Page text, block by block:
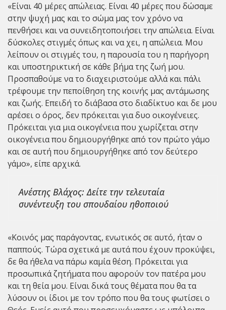
«Είναι 40 μέρες απώλειας. Είναι 40 μέρες που δώσαμε
στην ψυχή μας και το σώμα μας τον χρόνο να
πενθήσει και να συνειδητοποιήσει την απώλεια. Είναι
δύσκολες στιγμές όπως και να χει, η απώλεια. Μου
λείπουν οι στιγμές του, η παρουσία του η παρήγορη
και υποστηρικτική σε κάθε βήμα της ζωή μου.
Προσπαθούμε να το διαχειριστούμε αλλά και πάλι
τρέφουμε την πεποίθηση της κοινής μας αντάμωσης
και ζωής. Επειδή το διάβασα στο διαδίκτυο και δε μου
αρέσει ο όρος, δεν πρόκειται για δυο οικογένειες.
Πρόκειται για μια οικογένεια που χωρίζεται στην
οικογένεια που δημιουργήθηκε από τον πρώτο γάμο
και σε αυτή που δημιουργήθηκε από τον δεύτερο
γάμο», είπε αρχικά.
Ανέστης Βλάχος: Δείτε την τελευταία
συνέντευξη του σπουδαίου ηθοποιού
«Κοινός μας παράγοντας, ενωτικός σε αυτό, ήταν ο
παππούς. Τώρα σχετικά με αυτά που έχουν προκύψει,
δε θα ήθελα να πάρω καμία θέση. Πρόκειται για
προσωπικά ζητήματα που αφορούν τον πατέρα μου
και τη θεία μου. Είναι δικά τους θέματα που θα τα
λύσουν οι ίδιοι με τον τρόπο που θα τους φωτίσει ο